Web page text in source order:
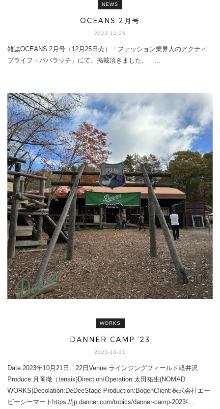
NEWS
OCEANS 2月号
2023-12-25
雑誌OCEANS 2月号（12月25日売）「ファッション業界人のアクティ
ブライフ・パパラッチ」にて、掲載頂きました。 …
WORKS
DANNER CAMP ’23
2023-10-21
Date:2023年10月21日、22日Venue:ラインジングフィールド軽井沢
Produce:月岡徹（tensix)Direction/Operation:太田祐生(NOMAD
WORKS)Decolation:DeDeeStage Production:BogenClient:株式会社エー
ビーシーマートhttps://jp.danner.com/topics/danner-camp-2023/…